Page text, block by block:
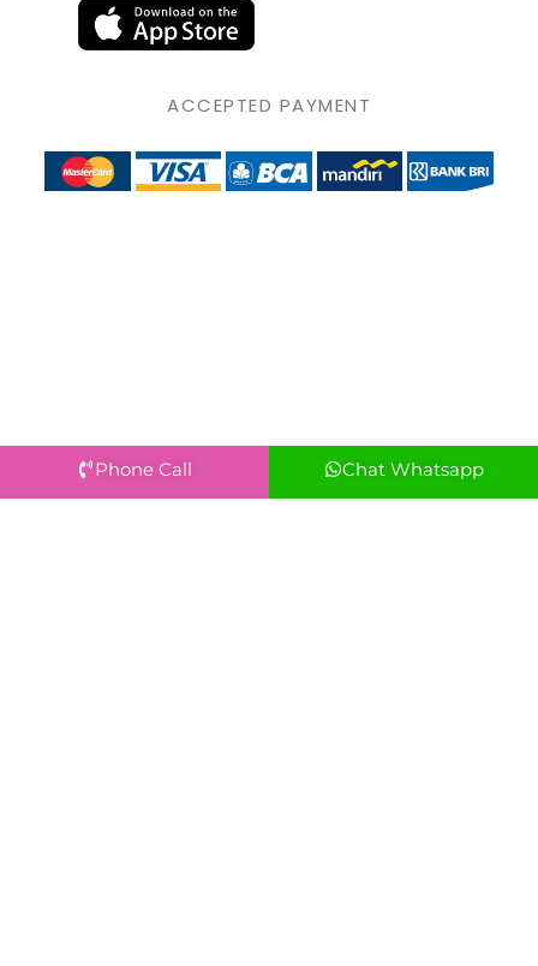
ACCEPTED PAYMENT
Phone Call Chat Whatsapp